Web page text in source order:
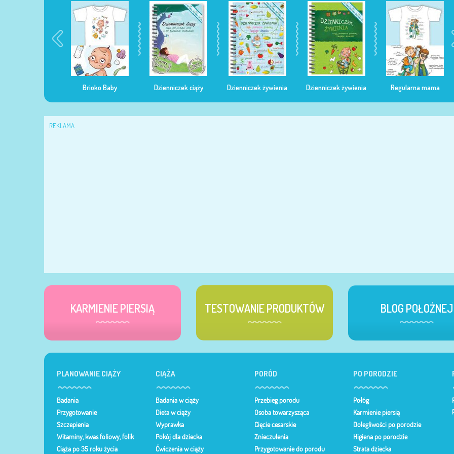
Brioko Baby Dzienniczek ciąży Dzienniczek żywienia Dzienniczek żywienia Regularna mama
REKLAMA
KARMIENIE PIERSIĄ TESTOWANIE PRODUKTÓW BLOG POŁOŻNEJ
PLANOWANIE CIĄŻY
Badania
Przygotowanie
Szczepienia
Witaminy, kwas foliowy, folik
Ciąża po 35 roku życia
CIĄŻA
Badania w ciąży
Dieta w ciąży
Wyprawka
Pokój dla dziecka
Ćwiczenia w ciąży
PORÓD
Przebieg porodu
Osoba towarzysząca
Cięcie cesarskie
Znieczulenia
Przygotowanie do porodu
PO PORODZIE
Połóg
Karmienie piersią
Dolegliwości po porodzie
Higiena po porodzie
Strata dziecka